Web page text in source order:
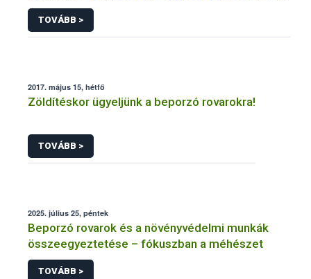
forgalomból a NÉBIH
TOVÁBB >
2017. május 15, hétfő
Zöldítéskor ügyeljünk a beporzó rovarokra!
TOVÁBB >
2025. július 25, péntek
Beporzó rovarok és a növényvédelmi munkák
összeegyeztetése – fókuszban a méhészet
TOVÁBB >